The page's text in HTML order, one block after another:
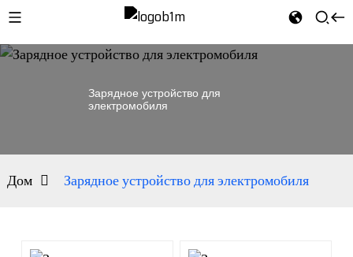
Зарядное устройство для
электромобиля
Дом Зарядное устройство для электромобиля